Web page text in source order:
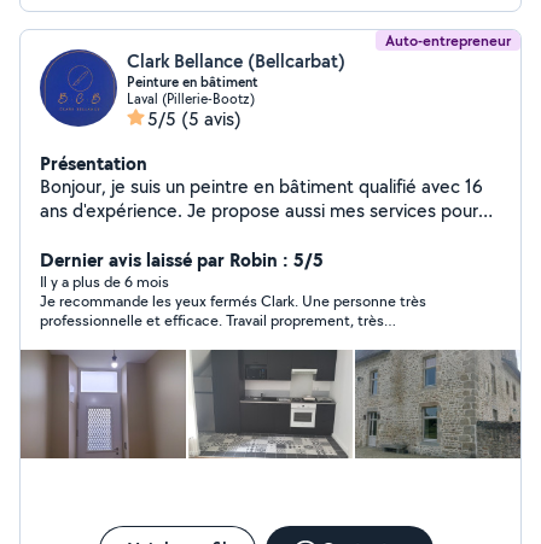
Auto-entrepreneur
Clark Bellance (Bellcarbat)
Peinture en bâtiment
Laval (Pillerie-Bootz)
5/5 (5 avis)
Présentation
Bonjour, je suis un peintre en bâtiment qualifié avec 16
ans d'expérience. Je propose aussi mes services pour
jardinage et autre) Je suis polyvalent.
Dernier avis laissé par Robin : 5/5
Il y a plus de 6 mois
Je recommande les yeux fermés Clark. Une personne très
professionnelle et efficace. Travail proprement, très
de la peinture et de la tapisserie, le résultat est parfait.
N’hésitez pas à le contacter et vous ne serez pas déçus.